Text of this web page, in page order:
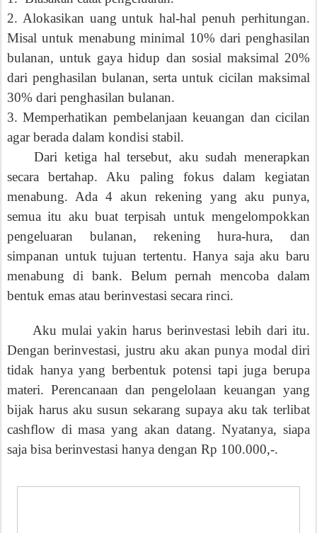
2. Alokasikan uang untuk hal-hal penuh perhitungan.
Misal untuk menabung minimal 10% dari penghasilan
bulanan, untuk gaya hidup dan sosial maksimal 20%
dari penghasilan bulanan, serta untuk cicilan maksimal
30% dari penghasilan bulanan.
3. Memperhatikan pembelanjaan keuangan dan cicilan
agar berada dalam kondisi stabil.
Dari ketiga hal tersebut, aku sudah menerapkan
secara bertahap. Aku paling fokus dalam kegiatan
menabung. Ada 4 akun rekening yang aku punya,
semua itu aku buat terpisah untuk mengelompokkan
pengeluaran bulanan, rekening hura-hura, dan
simpanan untuk tujuan tertentu. Hanya saja aku baru
menabung di bank. Belum pernah mencoba dalam
bentuk emas atau berinvestasi secara rinci.
Aku mulai yakin harus berinvestasi lebih dari itu.
Dengan berinvestasi, justru aku akan punya modal diri
tidak hanya yang berbentuk potensi tapi juga berupa
materi. Perencanaan dan pengelolaan keuangan yang
bijak harus aku susun sekarang supaya aku tak terlibat
cashflow di masa yang akan datang. Nyatanya, siapa
saja bisa berinvestasi hanya dengan Rp 100.000,-.